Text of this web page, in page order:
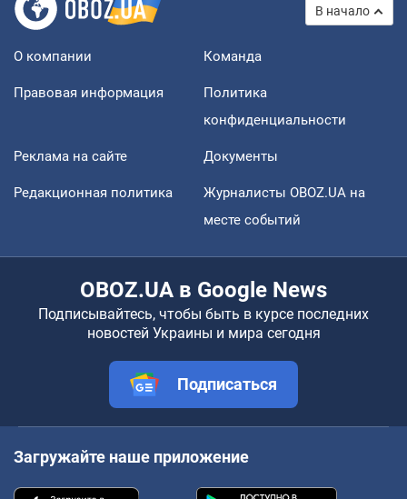
В начало
О компании Команда
Правовая информация
Политика
конфиденциальности
Реклама на сайте Документы
Редакционная политика
Журналисты OBOZ.UA на
месте событий
OBOZ.UA в Google News
Подписывайтесь, чтобы быть в курсе последних
новостей Украины и мира сегодня
Подписаться
Загружайте наше приложение